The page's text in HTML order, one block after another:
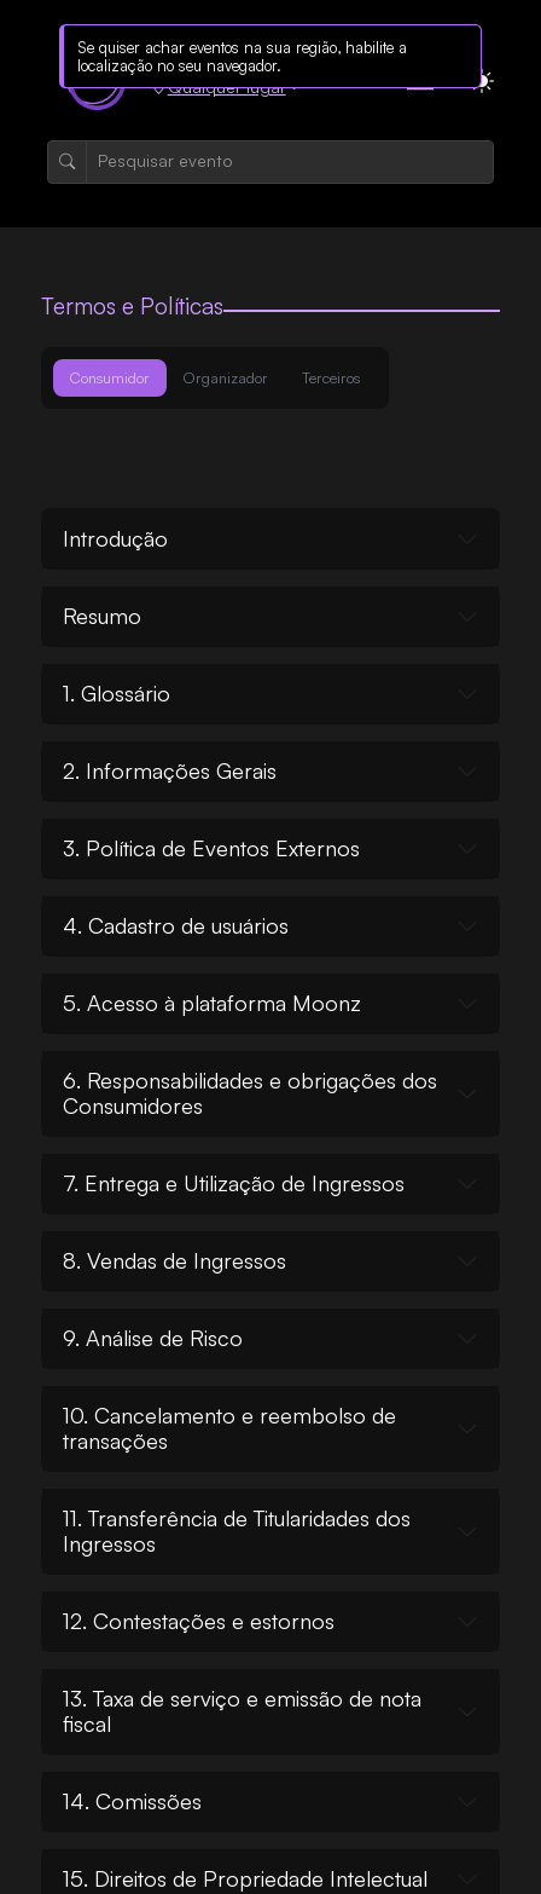
Se quiser achar eventos na sua região, habilite a
localização no seu navegador.
Qualquer lugar
Termos e Políticas
Consumidor Organizador Terceiros
Introdução
Resumo
1. Glossário
2. Informações Gerais
3. Política de Eventos Externos
4. Cadastro de usuários
5. Acesso à plataforma Moonz
6. Responsabilidades e obrigações dos
Consumidores
7. Entrega e Utilização de Ingressos
8. Vendas de Ingressos
9. Análise de Risco
10. Cancelamento e reembolso de
transações
11. Transferência de Titularidades dos
Ingressos
12. Contestações e estornos
13. Taxa de serviço e emissão de nota
fiscal
14. Comissões
15. Direitos de Propriedade Intelectual